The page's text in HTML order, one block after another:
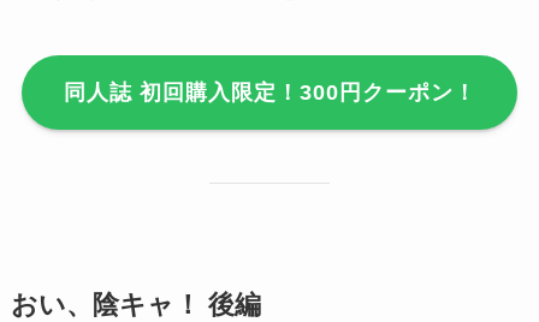
同人誌 初回購入限定！300円クーポン！
おい、陰キャ！ 後編